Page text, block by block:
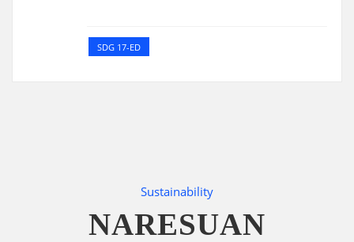
SDG 17-ED
Sustainability
NARESUAN